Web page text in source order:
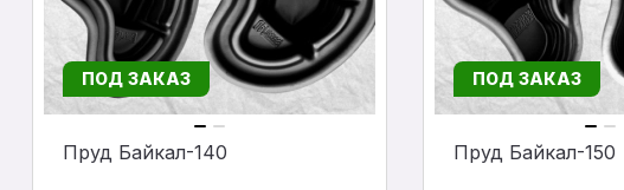
ПОД ЗАКАЗ
Пруд Байкал-140
ПОД ЗАКАЗ
Пруд Байкал-150